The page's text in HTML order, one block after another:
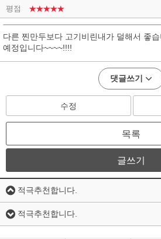
평점 ★★★★★
다른 찐만두보다 고기비린내가 덜해서 좋
예정입니다~~~~!!!!
댓글쓰기
수정
목록
글쓰기
적극추천합니다.
적극추천합니다.